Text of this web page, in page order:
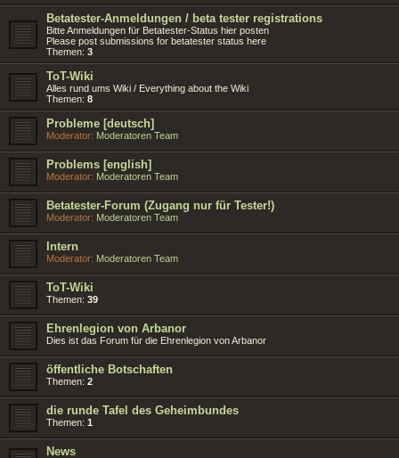
Betatester-Anmeldungen / beta tester registrations
Bitte Anmeldungen für Betatester-Status hier posten
Please post submissions for betatester status here
Themen: 3
ToT-Wiki
Alles rund ums Wiki / Everything about the Wiki
Themen: 8
Probleme [deutsch]
Moderator: Moderatoren Team
Problems [english]
Moderator: Moderatoren Team
Betatester-Forum (Zugang nur für Tester!)
Moderator: Moderatoren Team
Intern
Moderator: Moderatoren Team
ToT-Wiki
Themen: 39
Ehrenlegion von Arbanor
Dies ist das Forum für die Ehrenlegion von Arbanor
öffentliche Botschaften
Themen: 2
die runde Tafel des Geheimbundes
Themen: 1
News